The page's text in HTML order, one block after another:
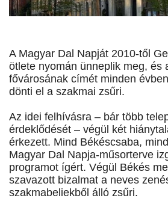
A Magyar Dal Napját 2010-től
ötlete nyomán ünneplik meg, és
fővárosának címét minden
dönti el a szakmai zsűri.
Az idei felhívásra – bár több
érdeklődését – végül két
érkezett. Mind Békéscsaba,
Magyar Dal Napja-műsorterve
programot ígért. Végül Békés
szavazott bizalmat a neves
szakmabeliekből álló zsűri.